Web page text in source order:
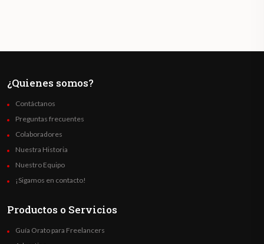
¿Quienes somos?
Contáctanos
Preguntas frecuentes
Colaboradores
Nuestra Historia
Nuestro Equipo
¡Sigamos en contacto!
Productos o Servicios
Guía Orato para Freelancers